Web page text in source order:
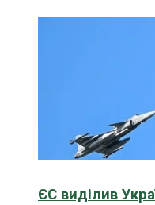
ЄС виділив